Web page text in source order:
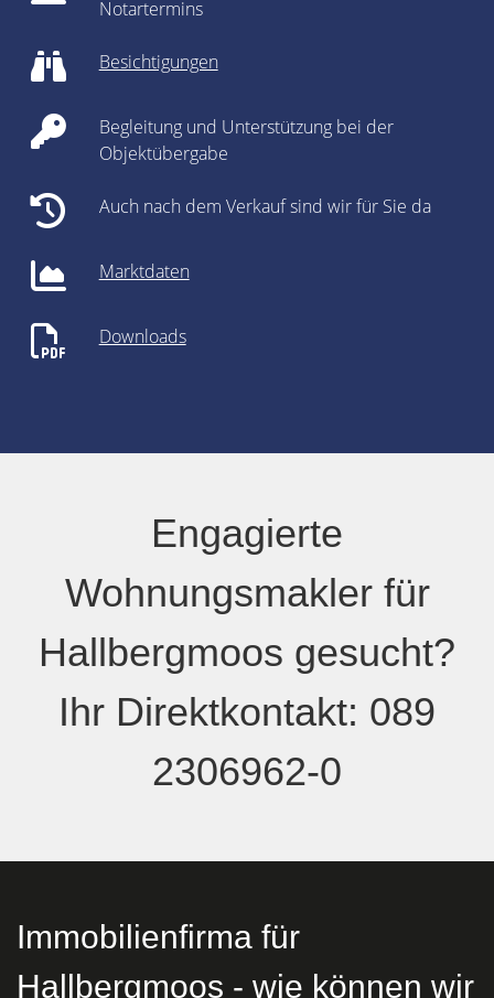
Notartermins
Besichtigungen
Begleitung und Unterstützung bei der
Objektübergabe
Auch nach dem Verkauf sind wir für Sie da
Marktdaten
Downloads
Engagierte
Wohnungsmakler für
Hallbergmoos gesucht?
Ihr Direktkontakt: 089
2306962-0
Immobilienfirma für
Hallbergmoos - wie können wir